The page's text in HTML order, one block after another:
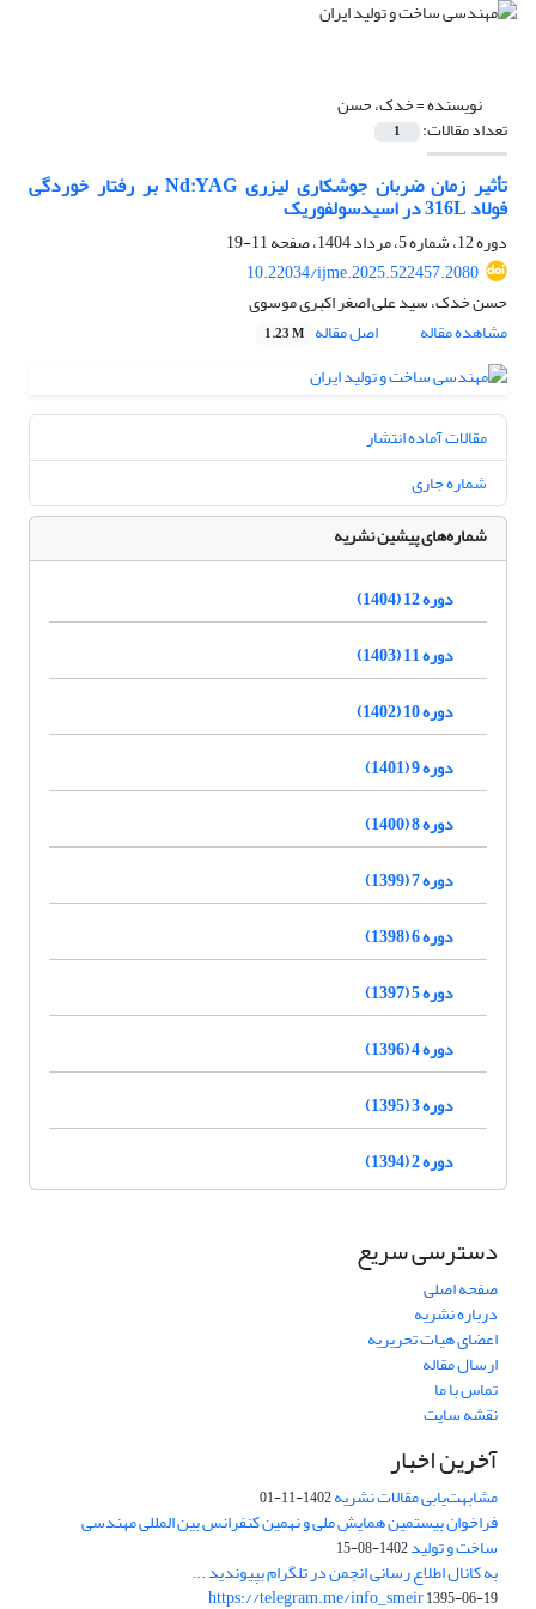
نویسنده =خدک، حسن
تعداد مقالات: 1
تأثیر زمان ضربان جوشکاری لیزری Nd:YAG بر رفتار خوردگی
فولاد 316L در اسیدسولفوریک
دوره 12، شماره 5، مرداد 1404، صفحه
11-19
10.22034/ijme.2025.522457.2080
حسن خدک، سید علی اصغر اکبری موسوی
مشاهده مقاله
اصل مقاله 1.23 M
مقالات آماده انتشار
شماره جاری
شماره‌های پیشین نشریه
دوره 12 (1404)
دوره 11 (1403)
دوره 10 (1402)
دوره 9 (1401)
دوره 8 (1400)
دوره 7 (1399)
دوره 6 (1398)
دوره 5 (1397)
دوره 4 (1396)
دوره 3 (1395)
دوره 2 (1394)
دسترسی سریع
صفحه اصلی
درباره نشریه
اعضای هیات تحریریه
ارسال مقاله
تماس با ما
نقشه سایت
آخرین اخبار
مشابهت‌یابی مقالات نشریه1402-11-01
فراخوان بیستمین همایش ملی و نهمین کنفرانس بین المللی مهندسی
ساخت و تولید1402-08-15
به کانال اطلاع رسانی انجمن در تلگرام بپیوندید ...
https://telegram.me/info_smeir1395-06-19